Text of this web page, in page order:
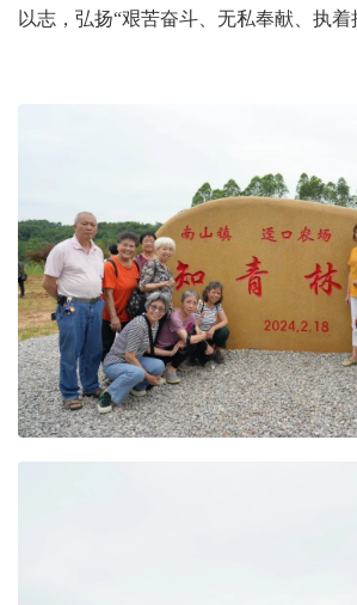
以志，弘扬“艰苦奋斗、无私奉献、执着